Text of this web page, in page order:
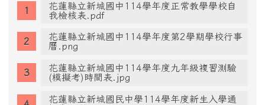
花蓮縣立新城國中114學年度正常教學學校自
我檢核表.pdf
花蓮縣立新城國中114學年度第2學期學校行事
曆.png
花蓮縣立新城國中114學年度九年級複習測驗
(模擬考)時間表.jpg
花蓮縣立新城國民中學114學年度新生入學通